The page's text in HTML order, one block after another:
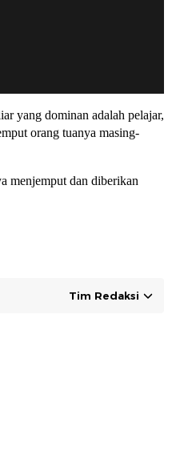
yang dominan adalah pelajar,
orang tuanya masing-
menjemput dan diberikan
Tim Redaksi